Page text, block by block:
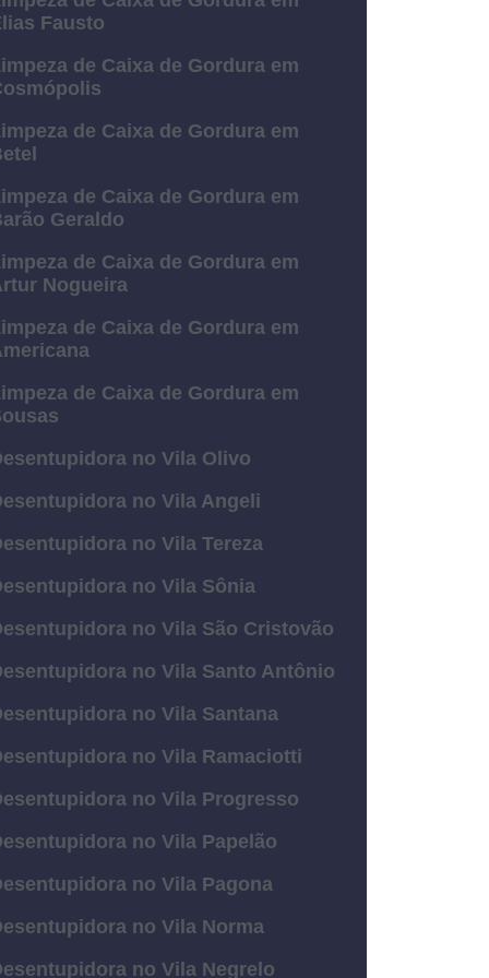
Fausto
de Caixa de Gordura em
de Caixa de Gordura em
de Caixa de Gordura em
Geraldo
de Caixa de Gordura em
Nogueira
de Caixa de Gordura em
de Caixa de Gordura em
no Vila Olivo
no Vila Angeli
no Vila Tereza
no Vila Sônia
no Vila São Cristovão
no Vila Santo Antônio
no Vila Santana
no Vila Ramaciotti
no Vila Progresso
no Vila Papelão
no Vila Pagona
no Vila Norma
no Vila Negrelo